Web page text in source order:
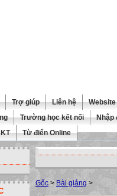
Trợ giúp Liên hệ
Trường học kết nối
Nhập
Từ điển Online
Gốc > Bài giảng >